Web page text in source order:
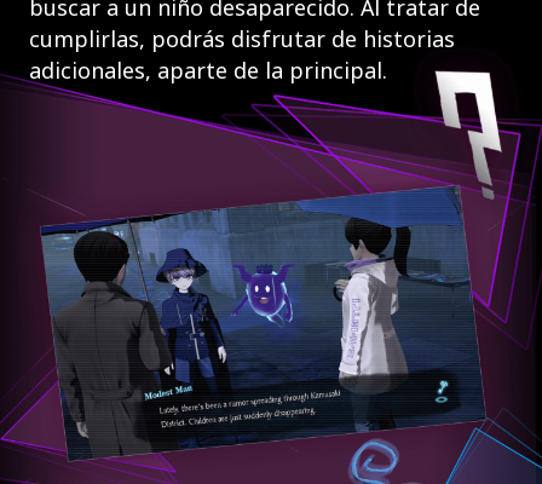
buscar a un niño desaparecido. Al tratar de
cumplirlas, podrás disfrutar de historias
adicionales, aparte de la principal.